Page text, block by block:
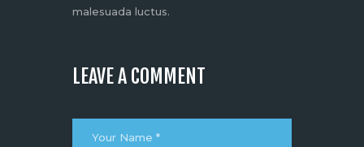
malesuada luctus.
LEAVE A COMMENT